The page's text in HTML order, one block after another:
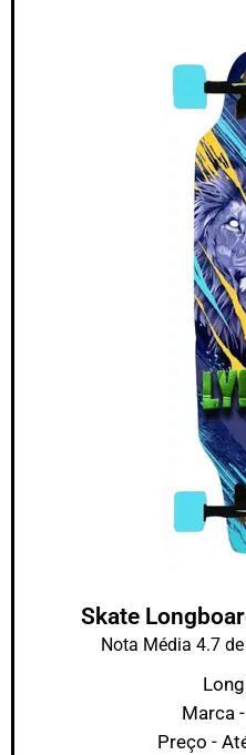
Skate
Nota Média 4.7
Marca
Preço -